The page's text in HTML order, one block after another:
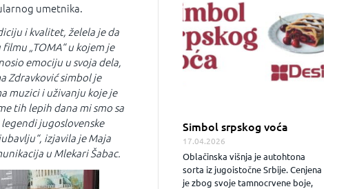
umetnika.
i kvalitet, želela je da
„TOMA“ u kojem je
emociju u svoja dela,
Zdravković simbol je
muzici i uživanju koje je
tih lepih dana mi smo sa
jugoslovenske
izjavila je Maja
u Mlekari Šabac.
Simbol srpskog voća
17.04.2026
Oblačinska višnja je autohtona
sorta iz jugoistočne Srbije. Cenjena
je zbog svoje tamnocrvene boje,